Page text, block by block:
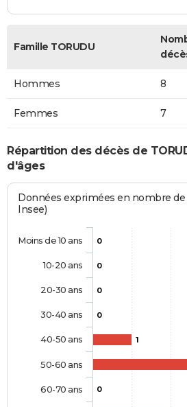
Famille TORUDU
Hommes 8
Femmes 7
Répartition des décès de
d'âges
Données exprimées en nombre de
Insee)
0
0
0
0
1
0
Moins de 10 ans
10-20 ans
20-30 ans
30-40 ans
40-50 ans
50-60 ans
60-70 ans